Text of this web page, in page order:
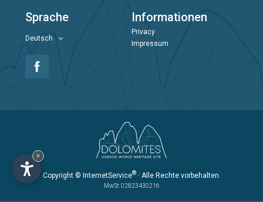
Sprache
Deutsch
Informationen
Privacy
Impressum
Copyright © InternetService®· Alle Rechte vorbehalten.
MwSt: 02823430216
×